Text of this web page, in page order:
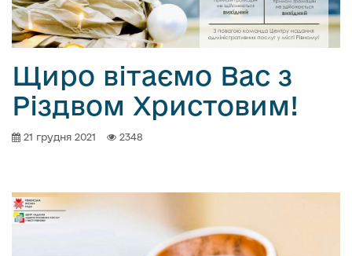
Щиро вітаємо Вас з
Різдвом Христовим!
21 грудня 2021 2348